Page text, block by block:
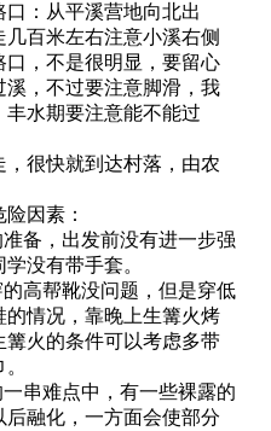
：从平溪营地向北出
百米左右注意小溪右侧
，不是很明显，要留心
，不过要注意脚滑，我
水期要注意能不能过
很快就到达村落，由农
因素：
备，出发前没有进一步强
没有带手套。
高帮靴没问题，但是穿低
情况，靠晚上生篝火烤
火的条件可以考虑多带
串难点中，有一些裸露的
融化，一方面会使部分